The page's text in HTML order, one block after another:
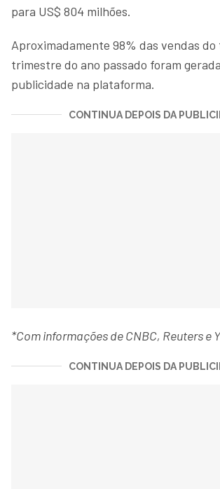
para US$ 804 milhões.
Aproximadamente 98% das vendas
trimestre do ano passado foram
publicidade na plataforma.
CONTINUA DEPOIS DA
*Com informações de CNBC, Reuters e
CONTINUA DEPOIS DA